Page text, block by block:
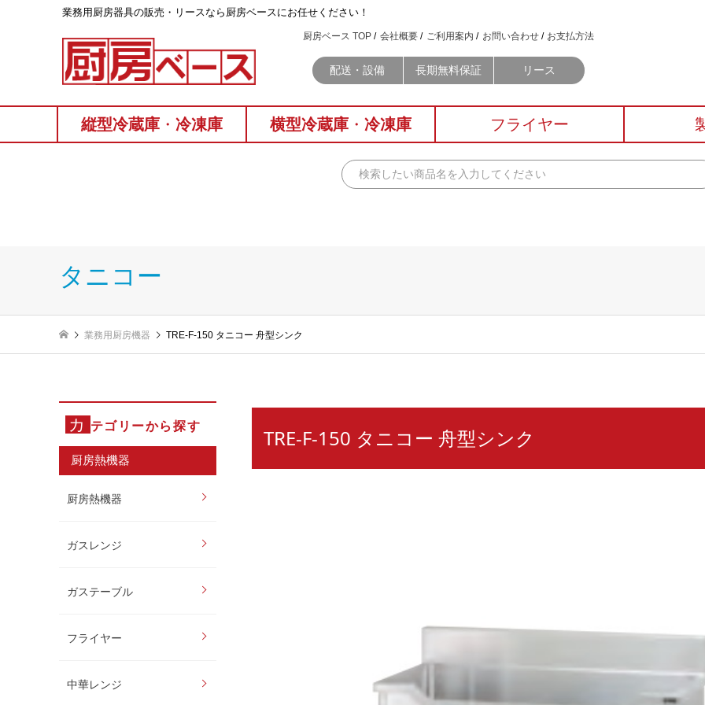
業務⽤厨房器具の販売・リースなら厨房ベースにお任せください！
厨房ベース TOP 会社概要 ご利用案内 お問い合わせ お支払方法
配送・設備 長期無料保証 リース
縦型冷蔵庫 ・ 冷凍庫 横型冷蔵庫 ・ 冷凍庫 フライヤー
タニコー
業務用厨房機器 TRE-F-150 タニコー 舟型シンク
カ テゴリーから探す
厨房熱機器
厨房熱機器
ガスレンジ
ガステーブル
フライヤー
中華レンジ
TRE-F-150 タニコー 舟型シンク